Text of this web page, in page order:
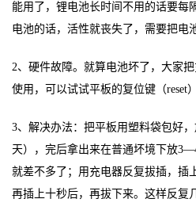
能用了，锂电池长时间不用的话要每
电池的话， 活性就丧失了，需要把电
2、硬件故障。就算电池坏了， 大家
使用，可以试试平板的复位键（reset
3、解决办法：把平板用塑料袋包好
天），完后拿出来在普通坏境下放
就差不多了；用充电器反复拔插，插
再插上十秒后，再拔下来。这样反复